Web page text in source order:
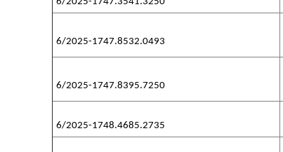
6/2025-1747.8532.0493
6/2025-1747.8395.7250
6/2025-1748.4685.2735